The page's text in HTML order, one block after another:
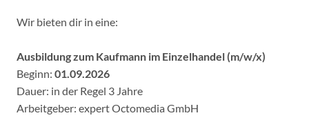
Wir bieten dir in eine:
Ausbildung zum Kaufmann im Einzelhandel (m/w/x)
Beginn: 01.09.2026
Dauer: in der Regel 3 Jahre
Arbeitgeber: expert Octomedia GmbH